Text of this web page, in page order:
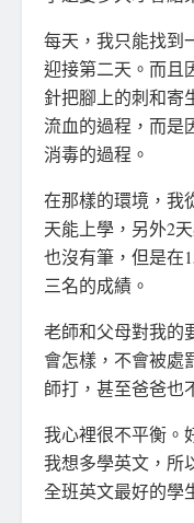
每天，我只能找到
迎接第二天。而且
針把腳上的刺和寄
流血的過程，而是
消毒的過程。
在那樣的環境，我
天能上學，另外2
也沒有筆，但是在
三名的成績。
老師和父母對我的
會怎樣，不會被處
師打，甚至爸爸也
我心裡很不平衡。
我想多學英文，所
全班英文最好的學